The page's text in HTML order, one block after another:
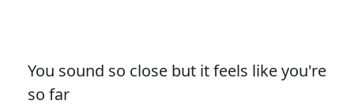
You sound so close but it feels like you're
so far